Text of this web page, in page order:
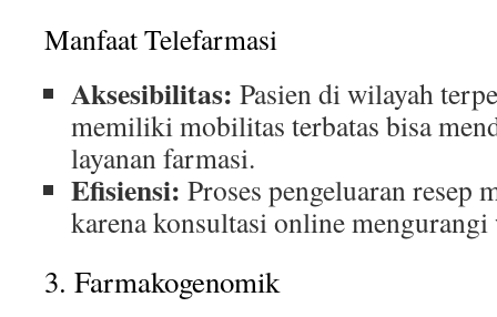
Manfaat Telefarmasi
Aksesibilitas: Pasien di wilayah
memiliki mobilitas terbatas bisa
layanan farmasi.
Efisiensi: Proses pengeluaran resep
karena konsultasi online
3. Farmakogenomik